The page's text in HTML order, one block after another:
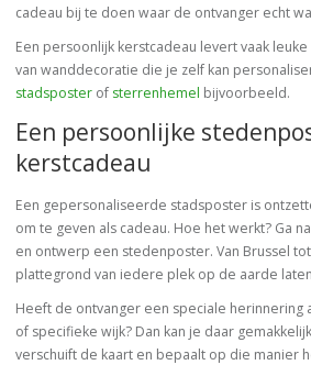
cadeau bij te doen waar de ontvanger echt
Een persoonlijk kerstcadeau levert vaak
van wanddecoratie die je zelf kan
stadsposter of sterrenhemel bijvoorbeeld.
Een persoonlijke
kerstcadeau
Een gepersonaliseerde stadsposter is
om te geven als cadeau. Hoe het werkt? Ga
en ontwerp een stedenposter. Van Brussel
plattegrond van iedere plek op de aarde
Heeft de ontvanger een speciale herinnering
of specifieke wijk? Dan kan je daar
verschuift de kaart en bepaalt op die manier